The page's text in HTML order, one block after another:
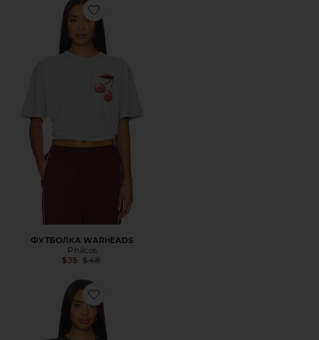
Favorite ФУТБОЛКА WARHEADS
ФУТБОЛКА WARHEADS
Philcos
$35
Previous price:
$48
Favorite ФУТБОЛКА SEXYY